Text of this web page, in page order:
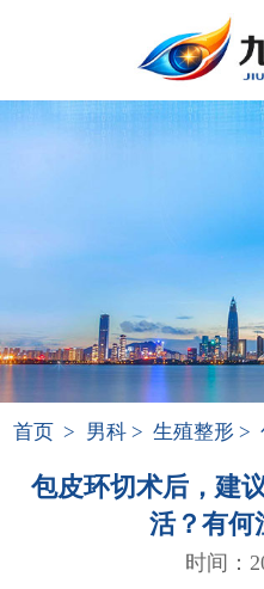
首页 > 男科 > 生殖整形 >
包皮环切术后，建
活？有何
时间：